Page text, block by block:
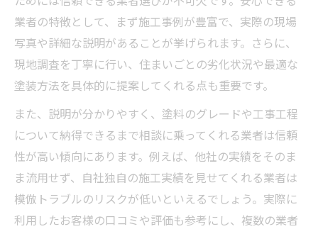
業者の特徴として、まず施工事例が豊富で、実際の現場
写真や詳細な説明があることが挙げられます。さらに、
現地調査を丁寧に行い、住まいごとの劣化状況や最適な
塗装方法を具体的に提案してくれる点も重要です。
また、説明が分かりやすく、塗料のグレードや工事工程
について納得できるまで相談に乗ってくれる業者は信頼
性が高い傾向にあります。例えば、他社の実績をそのま
ま流用せず、自社独自の施工実績を見せてくれる業者は
模倣トラブルのリスクが低いといえるでしょう。実際に
利用したお客様の口コミや評価も参考にし、複数の業者